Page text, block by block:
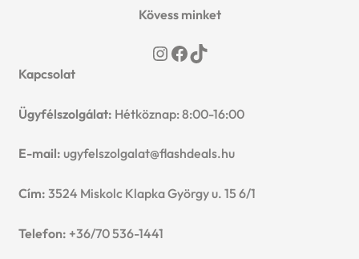
Kövess minket
Instagram
Facebook
TikTok
Kapcsolat
Ügyfélszolgálat: Hétköznap: 8:00-16:00
E-mail: ugyfelszolgalat@flashdeals.hu
Cím: 3524 Miskolc Klapka György u. 15 6/1
Telefon: +36/70 536-1441